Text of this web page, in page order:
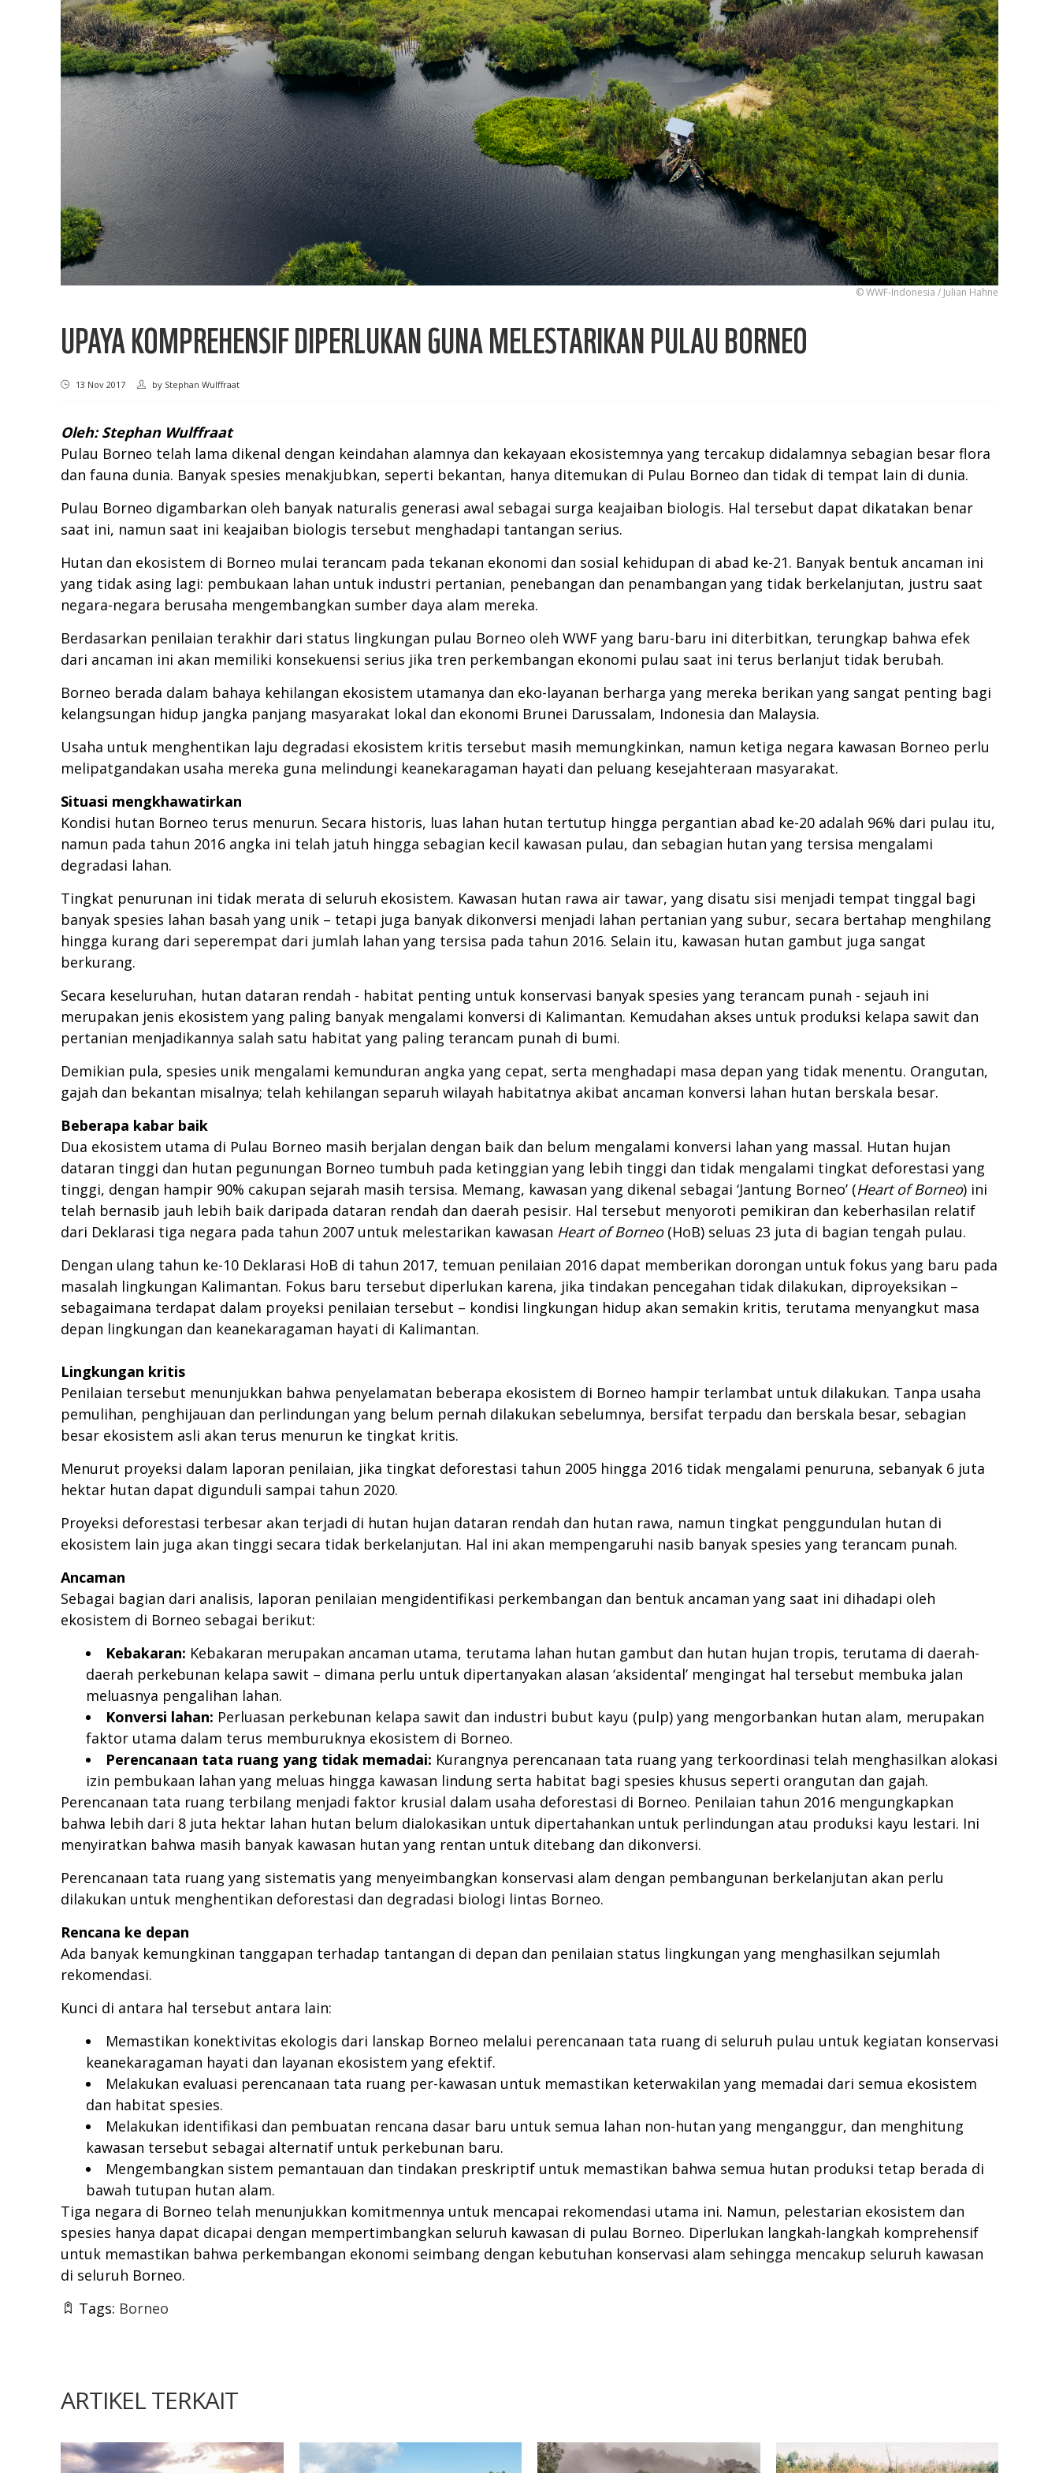
© WWF-Indonesia / Julian Hahne
UPAYA KOMPREHENSIF DIPERLUKAN GUNA MELESTARIKAN PULAU BORNEO
13 Nov 2017 by Stephan Wulffraat
Oleh:Stephan Wulffraat
Pulau Borneo telah lama dikenal dengan keindahan alamnya dan kekayaan ekosistemnya yang tercakup didalamnya sebagian besar flora
dan fauna dunia. Banyak spesies menakjubkan, seperti bekantan, hanya ditemukan di Pulau Borneo dan tidak di tempat lain di dunia.
Pulau Borneo digambarkan oleh banyak naturalis generasi awal sebagai surga keajaiban biologis. Hal tersebut dapat dikatakan benar
saat ini, namun saat ini keajaiban biologis tersebut menghadapi tantangan serius.
Hutan dan ekosistem di Borneo mulai terancam pada tekanan ekonomi dan sosial kehidupan di abad ke-21. Banyak bentuk ancaman ini
yang tidak asing lagi: pembukaan lahan untuk industri pertanian, penebangan dan penambangan yang tidak berkelanjutan, justru saat
negara-negara berusaha mengembangkan sumber daya alam mereka.
Berdasarkan penilaian terakhir dari status lingkungan pulau Borneo oleh WWF yang baru-baru ini diterbitkan, terungkap bahwa efek
dari ancaman ini akan memiliki konsekuensi serius jika tren perkembangan ekonomi pulau saat ini terus berlanjut tidak berubah.
Borneo berada dalam bahaya kehilangan ekosistem utamanya dan eko-layanan berharga yang mereka berikan yang sangat penting bagi
kelangsungan hidup jangka panjang masyarakat lokal dan ekonomi Brunei Darussalam, Indonesia dan Malaysia.
Usaha untuk menghentikan laju degradasi ekosistem kritis tersebut masih memungkinkan, namun ketiga negara kawasan Borneo perlu
melipatgandakan usaha mereka guna melindungi keanekaragaman hayati dan peluang kesejahteraan masyarakat.
Situasi mengkhawatirkan
Kondisi hutan Borneo terus menurun. Secara historis, luas lahan hutan tertutup hingga pergantian abad ke-20 adalah 96% dari pulau itu,
namun pada tahun 2016 angka ini telah jatuh hingga sebagian kecil kawasan pulau, dan sebagian hutan yang tersisa mengalami
degradasi lahan.
Tingkat penurunan ini tidak merata di seluruh ekosistem. Kawasan hutan rawa air tawar, yang disatu sisi menjadi tempat tinggal bagi
banyak spesies lahan basah yang unik – tetapi juga banyak dikonversi menjadi lahan pertanian yang subur, secara bertahap menghilang
hingga kurang dari seperempat dari jumlah lahan yang tersisa pada tahun 2016. Selain itu, kawasan hutan gambut juga sangat
berkurang.
Secara keseluruhan, hutan dataran rendah - habitat penting untuk konservasi banyak spesies yang terancam punah - sejauh ini
merupakan jenis ekosistem yang paling banyak mengalami konversi di Kalimantan. Kemudahan akses untuk produksi kelapa sawit dan
pertanian menjadikannya salah satu habitat yang paling terancam punah di bumi.
Demikian pula, spesies unik mengalami kemunduran angka yang cepat, serta menghadapi masa depan yang tidak menentu. Orangutan,
gajah dan bekantan misalnya; telah kehilangan separuh wilayah habitatnya akibat ancaman konversi lahan hutan berskala besar.
Beberapa kabar baik
Dua ekosistem utama di Pulau Borneo masih berjalan dengan baik dan belum mengalami konversi lahan yang massal. Hutan hujan
dataran tinggi dan hutan pegunungan Borneo tumbuh pada ketinggian yang lebih tinggi dan tidak mengalami tingkat deforestasi yang
tinggi, dengan hampir 90% cakupan sejarah masih tersisa. Memang, kawasan yang dikenal sebagai ‘Jantung Borneo’ (Heart of Borneo) ini
telah bernasib jauh lebih baik daripada dataran rendah dan daerah pesisir. Hal tersebut menyoroti pemikiran dan keberhasilan relatif
dari Deklarasi tiga negara pada tahun 2007 untuk melestarikan kawasan Heart of Borneo(HoB) seluas 23 juta di bagian tengah pulau.
Dengan ulang tahun ke-10 Deklarasi HoB di tahun 2017, temuan penilaian 2016 dapat memberikan dorongan untuk fokus yang baru pada
masalah lingkungan Kalimantan. Fokus baru tersebut diperlukan karena, jika tindakan pencegahan tidak dilakukan, diproyeksikan –
sebagaimana terdapat dalam proyeksi penilaian tersebut – kondisi lingkungan hidup akan semakin kritis, terutama menyangkut masa
depan lingkungan dan keanekaragaman hayati di Kalimantan.
Lingkungan kritis
Penilaian tersebut menunjukkan bahwa penyelamatan beberapa ekosistem di Borneo hampir terlambat untuk dilakukan. Tanpa usaha
pemulihan, penghijauan dan perlindungan yang belum pernah dilakukan sebelumnya, bersifat terpadu dan berskala besar, sebagian
besar ekosistem asli akan terus menurun ke tingkat kritis.
Menurut proyeksi dalam laporan penilaian, jika tingkat deforestasi tahun 2005 hingga 2016 tidak mengalami penuruna, sebanyak 6 juta
hektar hutan dapat digunduli sampai tahun 2020.
Proyeksi deforestasi terbesar akan terjadi di hutan hujan dataran rendah dan hutan rawa, namun tingkat penggundulan hutan di
ekosistem lain juga akan tinggi secara tidak berkelanjutan. Hal ini akan mempengaruhi nasib banyak spesies yang terancam punah.
Ancaman
Sebagai bagian dari analisis, laporan penilaian mengidentifikasi perkembangan dan bentuk ancaman yang saat ini dihadapi oleh
ekosistem di Borneo sebagai berikut:
Kebakaran: Kebakaran merupakan ancaman utama, terutama lahan hutan gambut dan hutan hujan tropis, terutama di daerah-
daerah perkebunan kelapa sawit – dimana perlu untuk dipertanyakan alasan ‘aksidental’ mengingat hal tersebut membuka jalan
meluasnya pengalihan lahan.
Konversi lahan: Perluasan perkebunan kelapa sawit dan industri bubut kayu (pulp) yang mengorbankan hutan alam, merupakan
faktor utama dalam terus memburuknya ekosistem di Borneo.
Perencanaan tata ruang yang tidak memadai: Kurangnya perencanaan tata ruang yang terkoordinasi telah menghasilkan alokasi
izin pembukaan lahan yang meluas hingga kawasan lindung serta habitat bagi spesies khusus seperti orangutan dan gajah.
Perencanaan tata ruang terbilang menjadi faktor krusial dalam usaha deforestasi di Borneo. Penilaian tahun 2016 mengungkapkan
bahwa lebih dari 8 juta hektar lahan hutan belum dialokasikan untuk dipertahankan untuk perlindungan atau produksi kayu lestari. Ini
menyiratkan bahwa masih banyak kawasan hutan yang rentan untuk ditebang dan dikonversi.
Perencanaan tata ruang yang sistematis yang menyeimbangkan konservasi alam dengan pembangunan berkelanjutan akan perlu
dilakukan untuk menghentikan deforestasi dan degradasi biologi lintas Borneo.
Rencana ke depan
Ada banyak kemungkinan tanggapan terhadap tantangan di depan dan penilaian status lingkungan yang menghasilkan sejumlah
rekomendasi.
Kunci di antara hal tersebut antara lain:
Memastikan konektivitas ekologis dari lanskap Borneo melalui perencanaan tata ruang di seluruh pulau untuk kegiatan konservasi
keanekaragaman hayati dan layanan ekosistem yang efektif.
Melakukan evaluasi perencanaan tata ruang per-kawasan untuk memastikan keterwakilan yang memadai dari semua ekosistem
dan habitat spesies.
Melakukan identifikasi dan pembuatan rencana dasar baru untuk semua lahan non-hutan yang menganggur, dan menghitung
kawasan tersebut sebagai alternatif untuk perkebunan baru.
Mengembangkan sistem pemantauan dan tindakan preskriptif untuk memastikan bahwa semua hutan produksi tetap berada di
bawah tutupan hutan alam.
Tiga negara di Borneo telah menunjukkan komitmennya untuk mencapai rekomendasi utama ini. Namun, pelestarian ekosistem dan
spesies hanya dapat dicapai dengan mempertimbangkan seluruh kawasan di pulau Borneo. Diperlukan langkah-langkah komprehensif
untuk memastikan bahwa perkembangan ekonomi seimbang dengan kebutuhan konservasi alam sehingga mencakup seluruh kawasan
di seluruh Borneo.
Tags: Borneo
ARTIKEL TERKAIT